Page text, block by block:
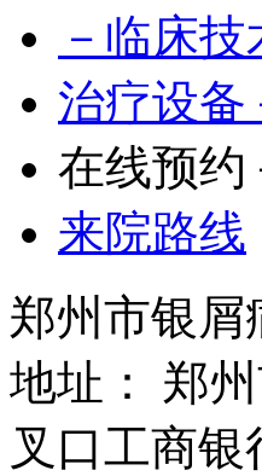
－临床技
治疗设备
在线预约
来院路线
郑州市银屑
地址： 郑
叉口工商银